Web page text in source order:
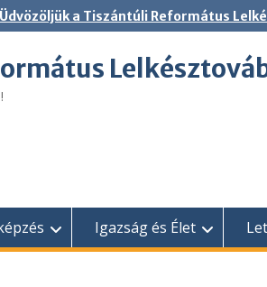
Üdvözöljük a Tiszántúli Református
Igazság és Élet